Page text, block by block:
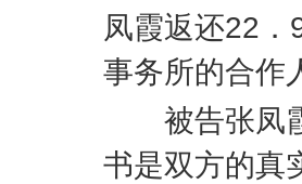
凤霞返还22 ．
事务所的合作
被告张凤霞
书是双方的真